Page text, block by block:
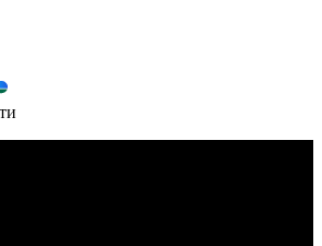
Новгород, проспект Ленина, д. 95